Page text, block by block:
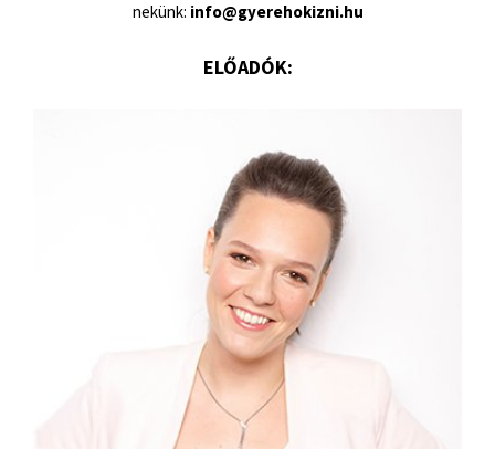
nekünk: info@gyerehokizni.hu
ELŐADÓK: